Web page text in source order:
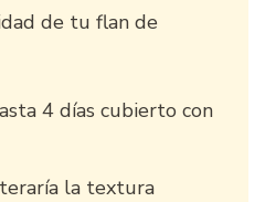
de tu flan de
4 días cubierto con
la textura